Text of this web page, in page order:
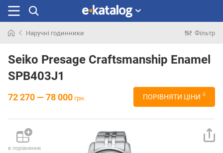
раніше
Наручні годинники Фільтр
Seiko Presage Craftsmanship Enamel
SPB403J1
72 270 — 78 000 грн. ПОРІВНЯТИ ЦІНИ 4
в порівняння